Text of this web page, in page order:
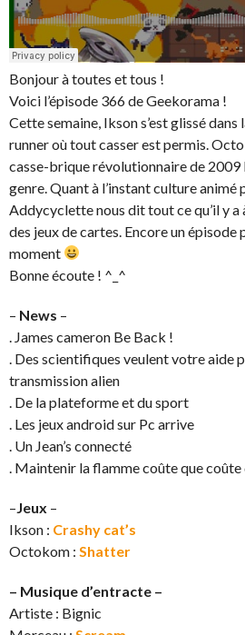
Bonjour à toutes et tous !
Voici l’épisode 366 de Geekorama !
Cette semaine, Ikson s’est glissé dans
runner où tout casser est permis.
casse-brique révolutionnaire de 2009
genre. Quant à l’instant culture animé
Addycyclette nous dit tout ce qu’il y a
des jeux de cartes. Encore un épisode
moment
Bonne écoute ! ^_^
– News –
. James cameron Be Back !
. Des scientifiques veulent votre aide
transmission alien
. De la plateforme et du sport
. Les jeux android sur Pc arrive
. Un Jean’s connecté
. Maintenir la flamme coûte que
– Jeux –
Ikson : Crashy cat’s
Octokom : Shatter
– Musique d’entracte –
Artiste : Bignic